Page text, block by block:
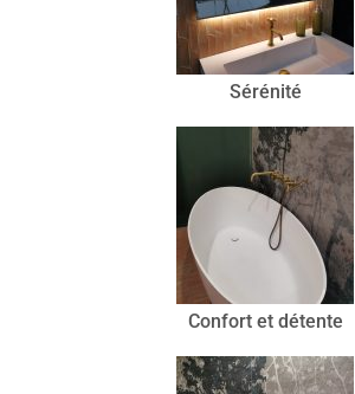
Sérénité
Confort et détente